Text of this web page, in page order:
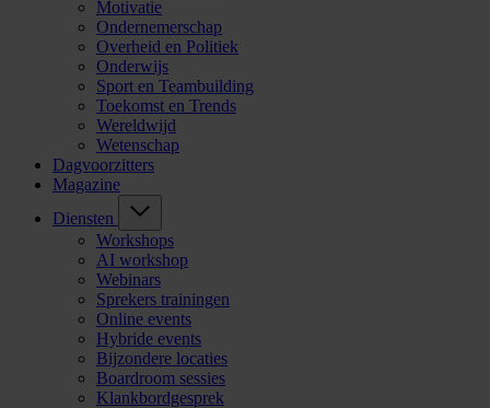
Motivatie
Ondernemerschap
Overheid en Politiek
Onderwijs
Sport en Teambuilding
Toekomst en Trends
Wereldwijd
Wetenschap
Dagvoorzitters
Magazine
Diensten
Workshops
AI workshop
Webinars
Sprekers trainingen
Online events
Hybride events
Bijzondere locaties
Boardroom sessies
Klankbordgesprek